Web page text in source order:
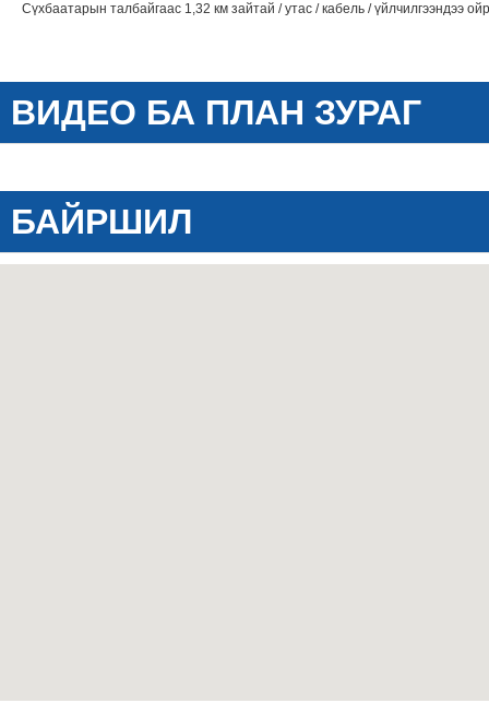
Сүхбаатарын талбайгаас 1,32 км зайтай / утас / кабель / үйлчилгээндээ
ВИДЕО БА ПЛАН ЗУРАГ
БАЙРШИЛ